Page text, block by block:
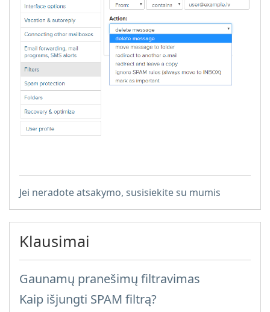
Jei neradote atsakymo, susisiekite su mumis
Klausimai
Gaunamų pranešimų filtravimas
Kaip išjungti SPAM filtrą?